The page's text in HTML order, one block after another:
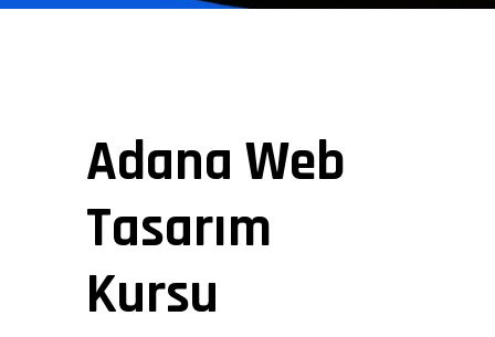
Adana Web
Tasarım
Kursu